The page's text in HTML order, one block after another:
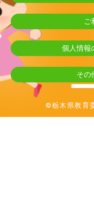
ご
個人情報
その
©栃木県教育